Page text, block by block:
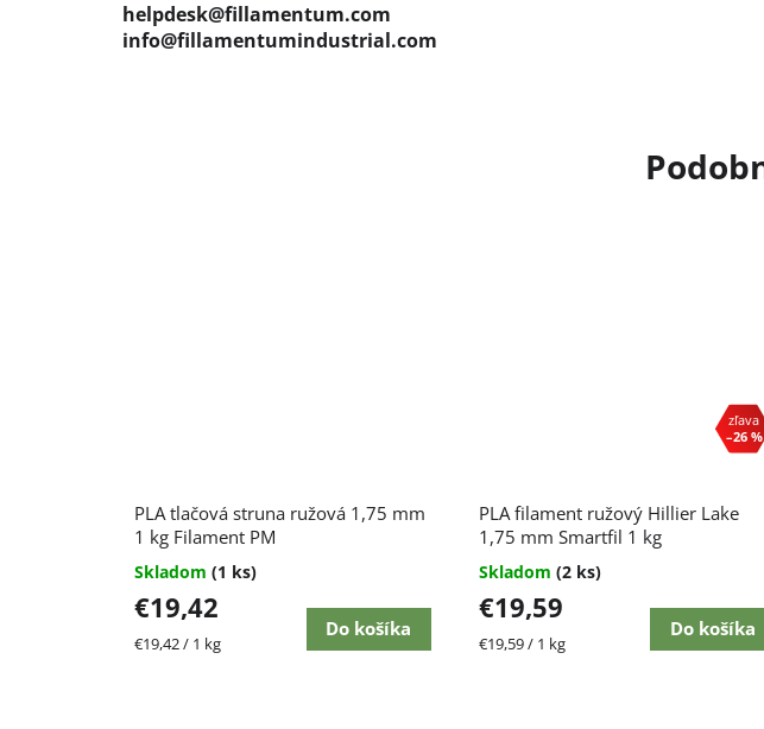
PLA tlačová struna ružová 1,75 mm
1 kg Filament PM
Skladom (1 ks)
€19,42
Jednotková
€19,42 / 1 kg
Do košíka
–26 %
PLA filament ružový Hillier Lake
1,75 mm Smartfil 1 kg
Skladom (2 ks)
€19,59
Jednotková
€19,59 / 1 kg
Do košíka
helpdesk@fillamentum.com
info@fillamentumindustrial.com